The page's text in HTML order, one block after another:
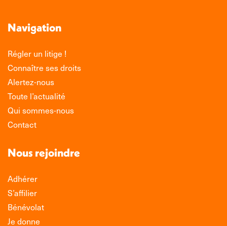
Navigation
Régler un litige !
Connaître ses droits
Alertez-nous
Toute l’actualité
Qui sommes-nous
Contact
Nous rejoindre
Adhérer
S’affilier
Bénévolat
Je donne